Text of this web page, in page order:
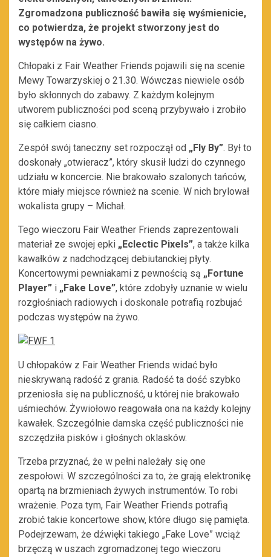
Zgromadzona publiczność bawiła się wyśmienicie,
co potwierdza, że projekt stworzony jest do
występów na żywo.
Chłopaki z Fair Weather Friends pojawili się na scenie
Mewy Towarzyskiej o 21.30. Wówczas niewiele osób
było skłonnych do zabawy. Z każdym kolejnym
utworem publiczności pod sceną przybywało i zrobiło
się całkiem ciasno.
Zespół swój taneczny set rozpoczął od „Fly By”. Był to
doskonały „otwieracz”, który skusił ludzi do czynnego
udziału w koncercie. Nie brakowało szalonych tańców,
które miały miejsce również na scenie. W nich brylował
wokalista grupy – Michał.
Tego wieczoru Fair Weather Friends zaprezentowali
materiał ze swojej epki „Eclectic Pixels”, a także kilka
kawałków z nadchodzącej debiutanckiej płyty.
Koncertowymi pewniakami z pewnością są „Fortune
Player” i „Fake Love”, które zdobyły uznanie w wielu
rozgłośniach radiowych i doskonale potrafią rozbujać
podczas występów na żywo.
U chłopaków z Fair Weather Friends widać było
nieskrywaną radość z grania. Radość ta dość szybko
przeniosła się na publiczność, u której nie brakowało
uśmiechów. Żywiołowo reagowała ona na każdy kolejny
kawałek. Szczególnie damska część publiczności nie
szczędziła pisków i głośnych oklasków.
Trzeba przyznać, że w pełni należały się one
zespołowi. W szczególności za to, że grają elektronikę
opartą na brzmieniach żywych instrumentów. To robi
wrażenie. Poza tym, Fair Weather Friends potrafią
zrobić takie koncertowe show, które długo się pamięta.
Podejrzewam, że dźwięki takiego „Fake Love” wciąż
brzęczą w uszach zgromadzonej tego wieczoru